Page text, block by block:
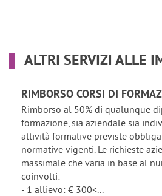
ALTRI SERVIZI ALLE
RIMBORSO CORSI DI
Rimborso al 50% di qualunque
formazione, sia aziendale sia
attività formative previste
normative vigenti. Le richieste
massimale che varia in base al
coinvolti:
- 1 allievo: € 300<...